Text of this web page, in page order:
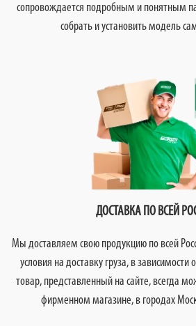
сопровождается подробным и понятным
собрать и установить модель
ДОСТАВКА ПО ВСЕЙ
Мы доставляем свою продукцию по всей
условия на доставку груза, в
товар, представленный на сайте, всегда
фирменном магазине, в городах